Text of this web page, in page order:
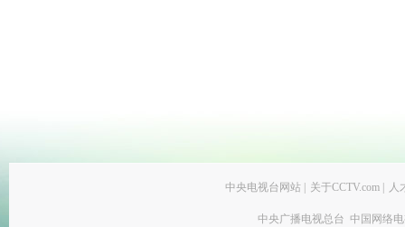
中央电视台网站 关于CCTV.com 人
中央广播电视总台 中国网络